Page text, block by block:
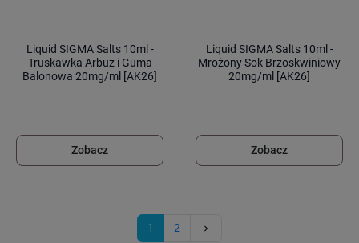
Liquid SIGMA Salts 10ml -
Truskawka Arbuz i Guma
Balonowa 20mg/ml [AK26]
Zobacz
Liquid SIGMA Salts 10ml -
Mrożony Sok Brzoskwiniowy
20mg/ml [AK26]
Zobacz
1 2 keyboard_arrow_right